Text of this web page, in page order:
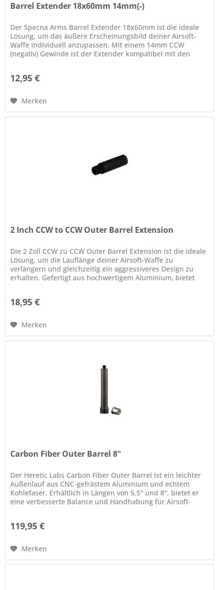
Barrel Extender 18x60mm 14mm(-)
Der Specna Arms Barrel Extender 18x60mm ist die ideale
Lösung, um das äußere Erscheinungsbild deiner Airsoft-
Waffe individuell anzupassen. Mit einem 14mm CCW
(negativ) Gewinde ist der Extender kompatibel mit den
12,95 €
Merken
2 Inch CCW to CCW Outer Barrel Extension
Die 2 Zoll CCW zu CCW Outer Barrel Extension ist die ideale
Lösung, um die Lauflänge deiner Airsoft-Waffe zu
verlängern und gleichzeitig ein aggressiveres Design zu
erhalten. Gefertigt aus hochwertigem Aluminium, bietet
18,95 €
Merken
Carbon Fiber Outer Barrel 8"
Der Heretic Labs Carbon Fiber Outer Barrel ist ein leichter
Außenlauf aus CNC-gefrästem Aluminium und echtem
Kohlefaser. Erhältlich in Längen von 5,5" und 8", bietet er
eine verbesserte Balance und Handhabung für Airsoft-
119,95 €
Merken